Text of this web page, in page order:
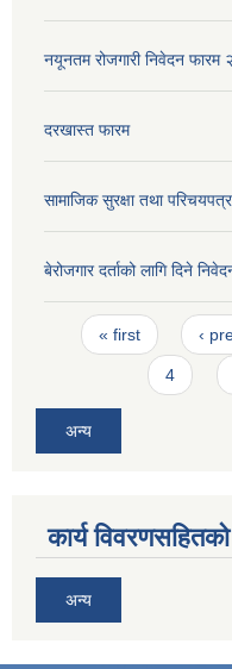
नयूनतम रोजगारी निवेदन फारम
दरखास्त फारम
सामाजिक सुरक्षा तथा
बेरोजगार दर्ताको लागि दिने
Pages
« first ‹
4
अन्य
कार्य
अन्य